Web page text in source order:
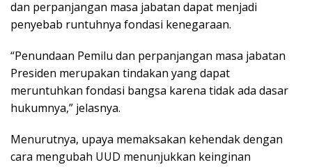
dan perpanjangan masa jabatan dapat menjadi
penyebab runtuhnya fondasi kenegaraan.
“Penundaan Pemilu dan perpanjangan masa jabatan
Presiden merupakan tindakan yang dapat
meruntuhkan fondasi bangsa karena tidak ada dasar
hukumnya,” jelasnya.
Menurutnya, upaya memaksakan kehendak dengan
cara mengubah UUD menunjukkan keinginan